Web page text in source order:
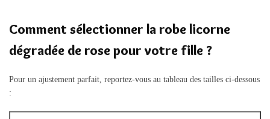
Comment sélectionner la robe licorne
dégradée de rose pour votre fille ?
Pour un ajustement parfait, reportez-vous au tableau des tailles ci-dessous
: